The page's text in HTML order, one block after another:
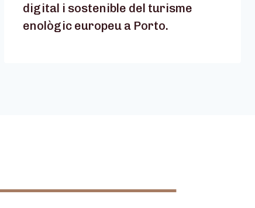
digital i sostenible del turisme
enològic europeu a Porto.